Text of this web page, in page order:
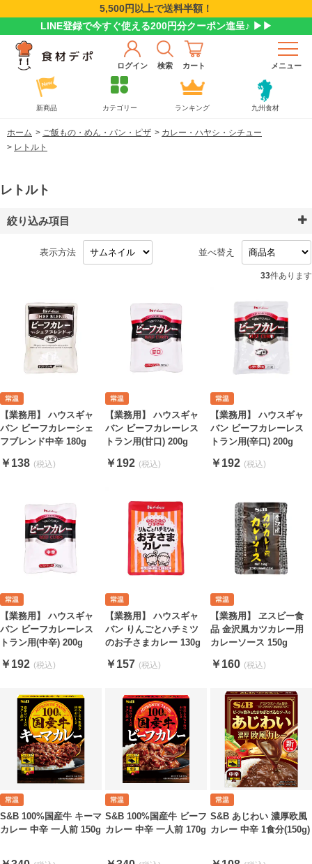
5,500円以上で送料半額！
LINE登録で今すぐ使える200円分クーポン進呈♪ ▶▶
ログイン 検索 カート メニュー
新商品 カテゴリー ランキング 九州食材
ホーム > ご飯もの・めん・パン・ピザ > カレー・ハヤシ・シチュー
> レトルト
レトルト
絞り込み項目
表示方法 並べ替え
33件あります
【業務用】 ハウスギャ
バン ビーフカレーシェ
フブレンド中辛 180g
￥138
【業務用】 ハウスギャ
バン ビーフカレーレス
トラン用(甘口) 200g
￥192
【業務用】 ハウスギャ
バン ビーフカレーレス
トラン用(辛口) 200g
￥192
【業務用】 ハウスギャ
バン ビーフカレーレス
トラン用(中辛) 200g
￥192
【業務用】 ハウスギャ
バン りんごとハチミツ
のお子さまカレー 130g
￥157
【業務用】 ヱスビー食
品 金沢風カツカレー用
カレーソース 150g
￥160
S&B 100%国産牛 キーマ
カレー 中辛 一人前 150g
S&B 100%国産牛 ビーフ
カレー 中辛 一人前 170g
S&B あじわい 濃厚欧風
カレー 中辛 1食分(150g)